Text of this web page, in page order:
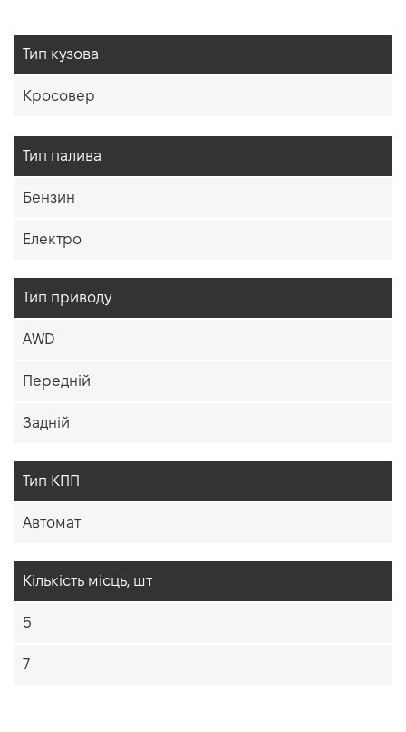
Тип кузова
Кросовер
Тип палива
Бензин
Електро
Тип приводу
AWD
Передній
Задній
Тип КПП
Автомат
Кiлькiсть мiсць, шт
5
7